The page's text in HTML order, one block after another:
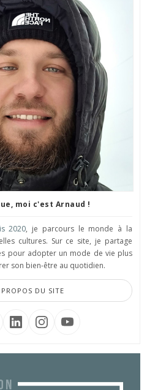
moi c'est Arnaud !
2020, je parcours le monde à la
cultures. Sur ce site, je partage
pour adopter un mode de vie plus
son bien-être au quotidien.
DU SITE